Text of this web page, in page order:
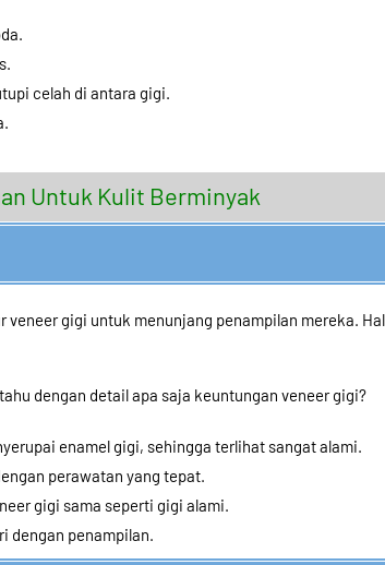
celah di antara gigi.
Untuk Kulit Berminyak
veneer gigi untuk menunjang penampilan mereka.
dengan detail apa saja keuntungan veneer gigi?
enamel gigi, sehingga terlihat sangat alami.
perawatan yang tepat.
gigi sama seperti gigi alami.
dengan penampilan.